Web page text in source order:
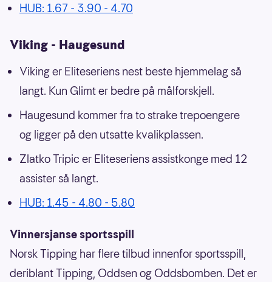
HUB: 1.67 - 3.90 - 4.70
Viking - Haugesund
Viking er Eliteseriens nest beste hjemmelag så
langt. Kun Glimt er bedre på målforskjell.
Haugesund kommer fra to strake trepoengere
og ligger på den utsatte kvalikplassen.
Zlatko Tripic er Eliteseriens assistkonge med 12
assister så langt.
HUB: 1.45 - 4.80 - 5.80
Vinnersjanse sportsspill
Norsk Tipping har flere tilbud innenfor sportsspill,
deriblant Tipping, Oddsen og Oddsbomben. Det er